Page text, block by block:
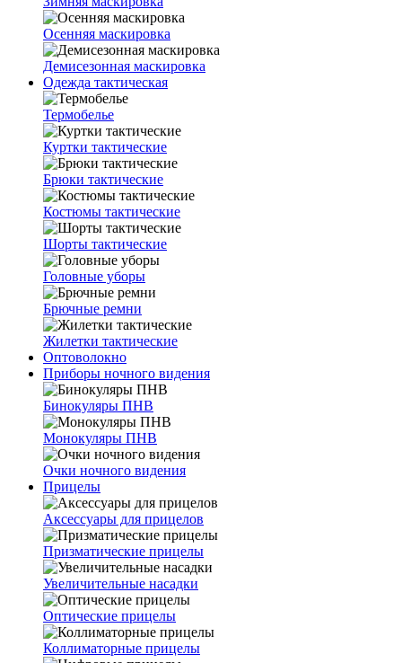
Осенняя маскировка
Демисезонная маскировка
Одежда тактическая
Термобелье
Куртки тактические
Брюки тактические
Костюмы тактические
Шорты тактические
Головные уборы
Брючные ремни
Жилетки тактические
Оптоволокно
Приборы ночного видения
Бинокуляры ПНВ
Монокуляры ПНВ
Очки ночного видения
Прицелы
Аксессуары для прицелов
Призматические прицелы
Увеличительные насадки
Оптические прицелы
Коллиматорные прицелы